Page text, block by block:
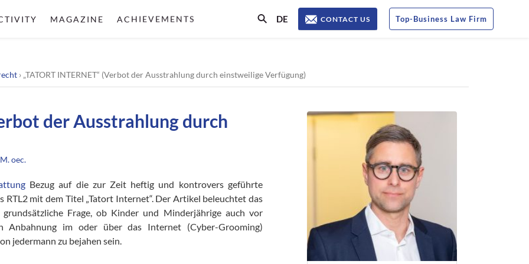
Top-Business Law Firm
CONTACT US
MAGAZINE ACHIEVEMENTS DE
› „TATORT INTERNET“ (Verbot der Ausstrahlung durch einstweilige Verfügung)
der Ausstrahlung durch
oec.
Bezug auf die zur Zeit heftig und kontrovers geführte
RTL2 mit dem Titel „Tatort Internet“. Der Artikel beleuchtet das
Frage, ob Kinder und Minderjährige auch vor
Anbahnung im oder über das Internet (Cyber-Grooming)
jedermann zu bejahen sein.